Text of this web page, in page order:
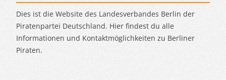
Dies ist die Website des Landesverbandes Berlin der
Piratenpartei Deutschland. Hier findest du alle
Informationen und Kontaktmöglichkeiten zu Berliner
Piraten.